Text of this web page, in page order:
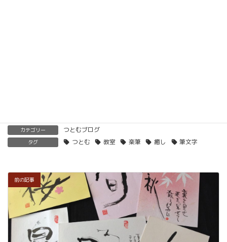
カテゴリー つとむブログ
タグ つとむ 教室 楽筆 癒し 筆文字
前の記事